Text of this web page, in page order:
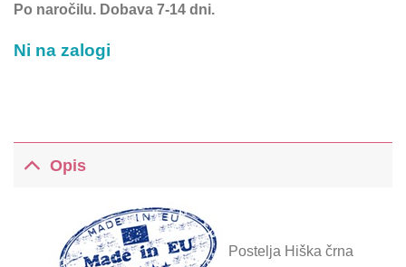
Po naročilu. Dobava 7-14 dni.
Ni na zalogi
Opis
Postelja Hiška črna